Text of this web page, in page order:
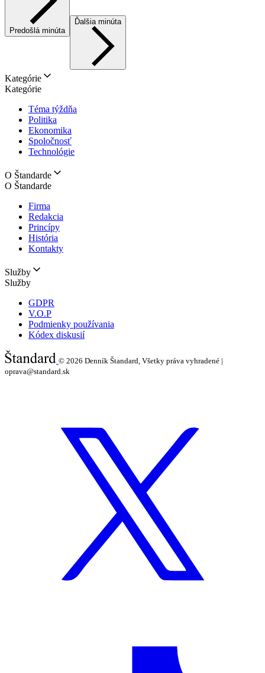
Predošlá minúta
Ďalšia minúta
Kategórie
Kategórie
Téma týždňa
Politika
Ekonomika
Spoločnosť
Technológie
O Štandarde
O Štandarde
Firma
Redakcia
Princípy
História
Kontakty
Služby
Služby
GDPR
V.O.P
Podmienky používania
Kódex diskusií
© 2026 Denník Štandard, Všetky práva vyhradené |
oprava@standard.sk